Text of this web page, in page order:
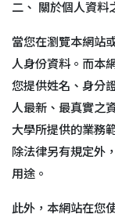
二、 關於個人資料
當您在瀏覽本網站
人身份資料。而本
您提供姓名、身分
人最新、最真實之
大學所提供的業務
除法律另有規定外
用途。
此外，本網站在您